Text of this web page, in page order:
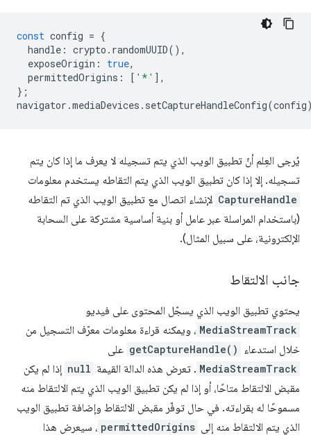
const config = {
handle : crypto . randomUUID(),
exposeOrigin : true,
permittedOrigins : [ '*' ],
};
navigator .mediaDevices . setCaptureHandleConfig(config
يُرجى العِلم أنّ تطبيق الويب الذي يتم تسجيله لا يعرف ما إذا كان يتم
تسجيله. إلا إذا كان تطبيق الويب الذي يتم التقاطه يستخدم معلومات
CaptureHandle لإنشاء اتصال مع تطبيق الويب الذي تم التقاطه
(باستخدام المراسلة عبر عامل أو بنية أساسية مشتركة على السحابة
الإلكترونية، على سبيل المثال).
جانب الالتقاط
يحتوي تطبيق الويب الذي يسجّل المحتوى على فيديو
MediaStreamTrack ، ويمكنه قراءة معلومات معرّف التسجيل من
خلال استدعاء
getCaptureHandle() على
MediaStreamTrack . تعرض هذه الدالة القيمة null إذا لم يكن
مقبض الالتقاط متاحًا، أو إذا لم يكن تطبيق الويب الذي يتم الالتقاط منه
مسموحًا له بقراءته. في حال توفّر مقبض الالتقاط وإضافة تطبيق الويب
الذي يتم الالتقاط منه إلى permittedOrigins ، سيعرض هذا